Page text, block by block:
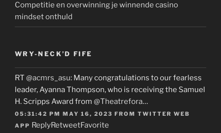
Competitie en overwinning je winnende casino
mindset onthuld
WRY-NECK’D FIFE
RT @acmrs_asu: Many congratulations to our fearless
leader, Ayanna Thompson, who is receiving the Samuel
H. Scripps Award from @Theatrefora…
05:31:42 PM MAY 16, 2023 FROM TWITTER WEB
APP ReplyRetweetFavorite